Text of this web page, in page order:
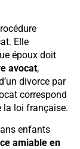
Elle
époux doit
avocat,
divorce par
correspond
la loi française.
enfants
amiable en